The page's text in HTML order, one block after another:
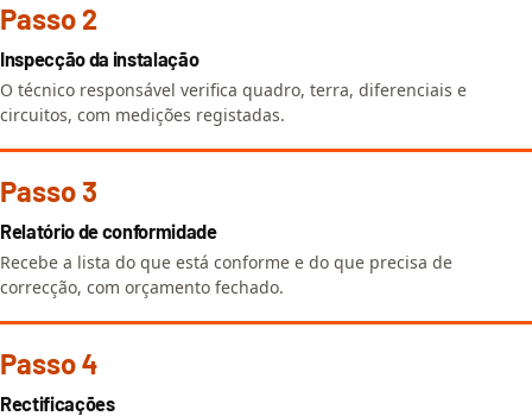
Passo 2
Inspecção da instalação
O técnico responsável verifica quadro, terra, diferenciais e
circuitos, com medições registadas.
Passo 3
Relatório de conformidade
Recebe a lista do que está conforme e do que precisa de
correcção, com orçamento fechado.
Passo 4
Rectificações